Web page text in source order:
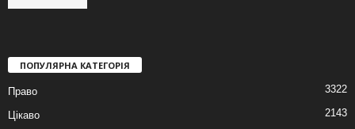
ПОПУЛЯРНА КАТЕГОРІЯ
Право 3322
Цікаво 2143